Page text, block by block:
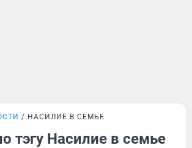
НАСИЛИЕ В СЕМЬЕ
тэгу Насилие в семье